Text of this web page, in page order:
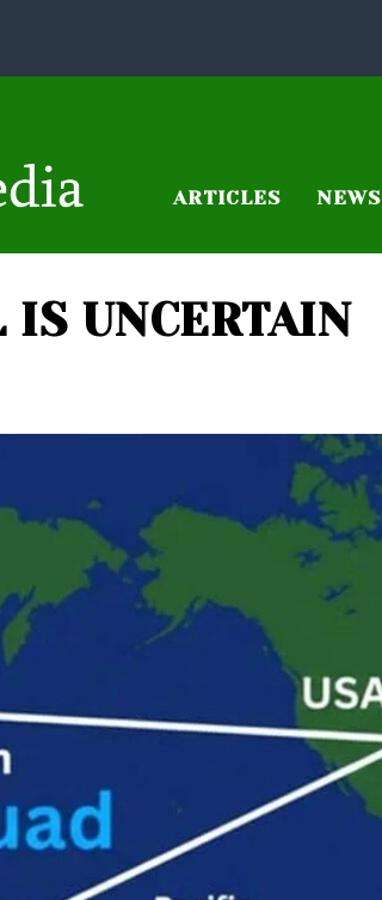
ARTICLES NEWS
IS UNCERTAIN